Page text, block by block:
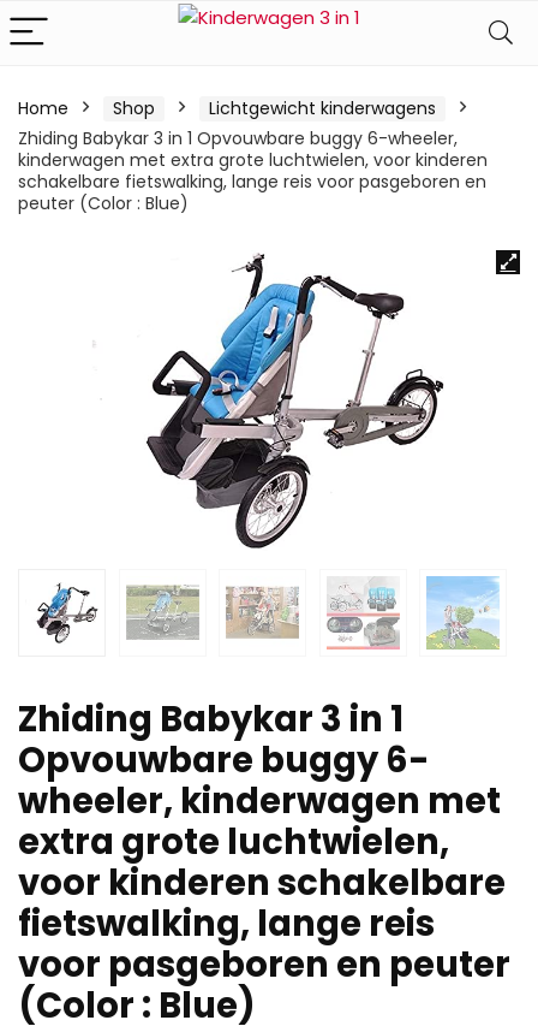
Home Shop
Lichtgewicht kinderwagens
Zhiding Babykar 3 in 1 Opvouwbare buggy 6-wheeler,
kinderwagen met extra grote luchtwielen, voor kinderen
schakelbare fietswalking, lange reis voor pasgeboren en
peuter (Color : Blue)
Zhiding Babykar 3 in 1
Opvouwbare buggy 6-
wheeler, kinderwagen met
extra grote luchtwielen,
voor kinderen schakelbare
fietswalking, lange reis
voor pasgeboren en peuter
(Color : Blue)